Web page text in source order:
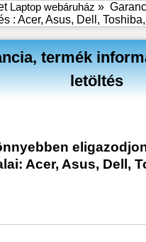
Laptop webáruház »
: Acer, Asus, Dell,
termék
letöltés
Acer, Asus, Dell,